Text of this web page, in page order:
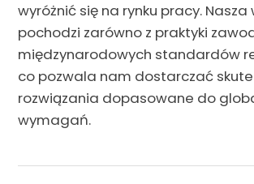
wyróżnić się na rynku pracy. Nasza
pochodzi zarówno z praktyki
międzynarodowych standardów
co pozwala nam dostarczać
rozwiązania dopasowane do
wymagań.